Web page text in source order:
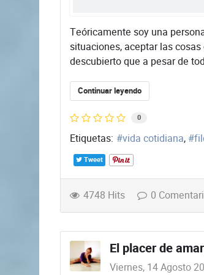
Teóricamente soy una
situaciones, aceptar las
descubierto que a pesar de
Continuar leyendo
0
Etiquetas: vida cotidiana
Tweet
4748 Hits 0
El placer de
Viernes, 14 Agosto